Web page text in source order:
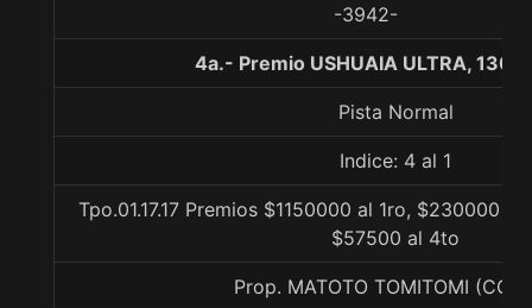
-3942-
4a.- Premio USHUAIA ULTRA,
Pista Normal
Indice: 4 al 1
Tpo.01.17.17 Premios $1150000 al 1ro, $230000
$57500 al 4to
Prop. MATOTO TOMITOMI